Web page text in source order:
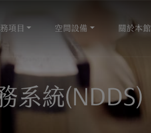
項目 空間設備 關於本館
系統(NDDS)